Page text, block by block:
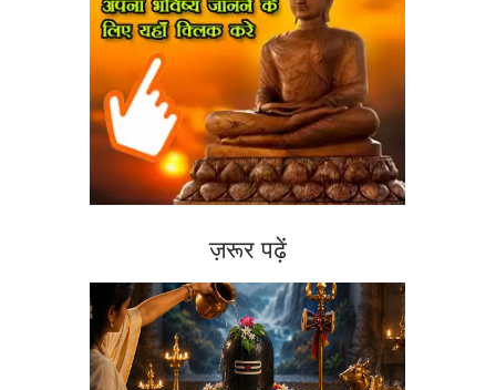
ज़रूर पढ़ें